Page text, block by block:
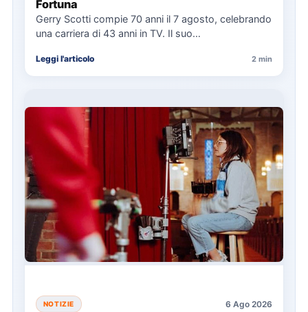
Fortuna
Gerry Scotti compie 70 anni il 7 agosto, celebrando
una carriera di 43 anni in TV. Il suo…
Leggi l'articolo 2 min
NOTIZIE 6 Ago 2026